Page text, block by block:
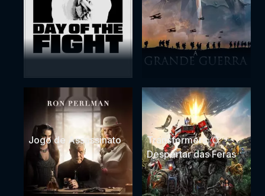
Jogo de Assassinato
Transformers: O
Despertar das Feras